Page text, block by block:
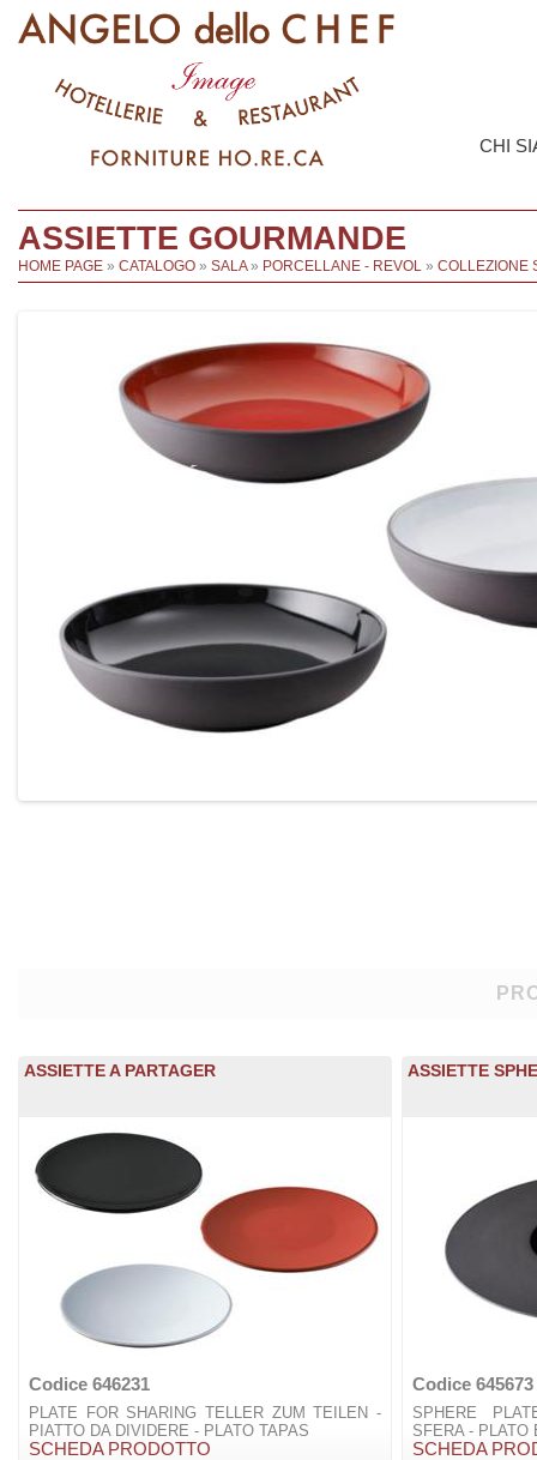
CHI
ASSIETTE GOURMANDE
HOME PAGE » CATALOGO » SALA» PORCELLANE - REVOL » COLLEZIONE
ASSIETTE A PARTAGER
Codice 646231
PLATE FOR SHARING TELLER ZUM TEILEN -
PIATTO DA DIVIDERE - PLATO TAPAS
SCHEDA PRODOTTO
ASSIETTE
Codice 645673
SPHERE
SFERA -
SCHEDA